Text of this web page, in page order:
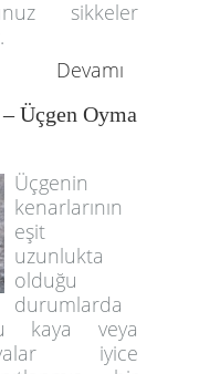
sikkeler
Devamı
Üçgen Oyma
Üçgenin
kenarlarının
eşit
uzunlukta
olduğu
durumlarda
kaya veya
iyice